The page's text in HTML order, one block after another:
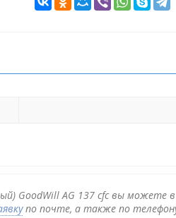
GoodWill AG 137 cfc вы можете
по почте, а также по